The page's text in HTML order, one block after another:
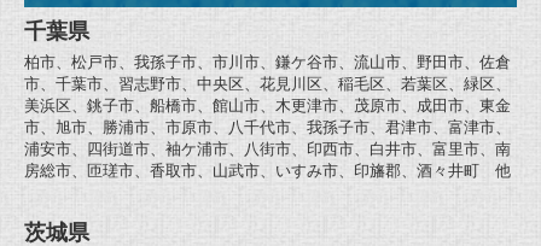
千葉県
柏市、松戸市、我孫子市、市川市、鎌ケ谷市、流山市、野田市、佐倉
市、千葉市、習志野市、中央区、花見川区、稲毛区、若葉区、緑区、
美浜区、銚子市、船橋市、館山市、木更津市、茂原市、成田市、東金
市、旭市、勝浦市、市原市、八千代市、我孫子市、君津市、富津市、
浦安市、四街道市、袖ケ浦市、八街市、印西市、白井市、富里市、南
房総市、匝瑳市、香取市、山武市、いすみ市、印旛郡、酒々井町 他
茨城県